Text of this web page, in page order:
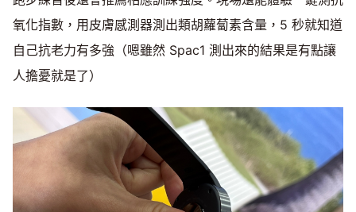
氧化指數，用皮膚感測器測出類胡蘿蔔素含量，5 秒就知道
自己抗老力有多強（嗯雖然 Spac1 測出來的結果是有點讓
人擔憂就是了）